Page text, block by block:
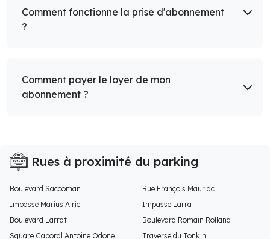
Comment fonctionne la prise d'abonnement
?
Comment payer le loyer de mon
abonnement ?
Rues à proximité du parking
Boulevard Saccoman
Rue François Mauriac
Impasse Marius Alric
Impasse Larrat
Boulevard Larrat
Boulevard Romain Rolland
Square Caporal Antoine Odone
Traverse du Tonkin